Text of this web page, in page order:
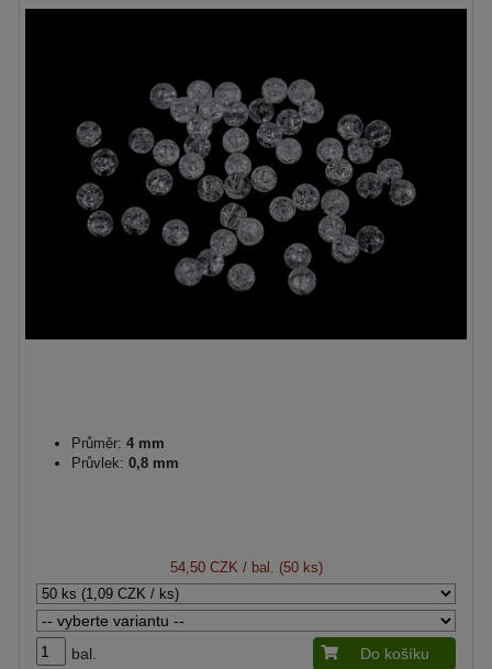
Průměr: 4 mm
Průvlek: 0,8 mm
54,50 CZK / bal. (50 ks)
bal. Do košíku